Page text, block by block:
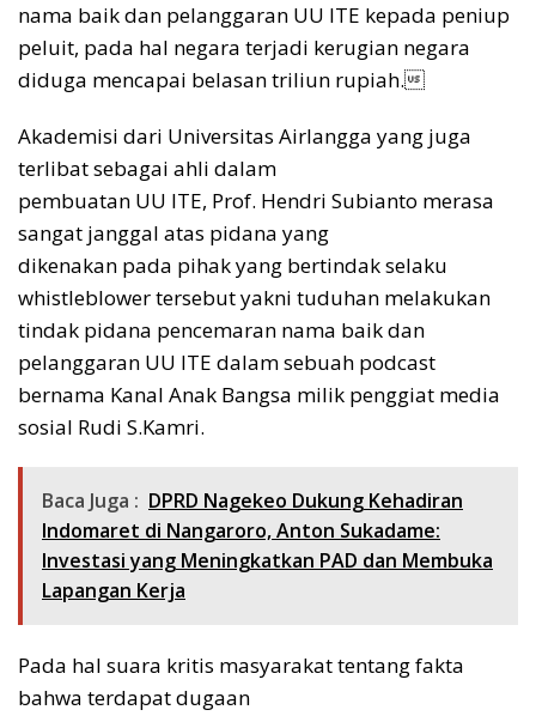
nama baik dan pelanggaran UU ITE kepada peniup
peluit, pada hal negara terjadi kerugian negara
diduga mencapai belasan triliun rupiah.
Akademisi dari Universitas Airlangga yang juga
terlibat sebagai ahli dalam
pembuatan UU ITE, Prof. Hendri Subianto merasa
sangat janggal atas pidana yang
dikenakan pada pihak yang bertindak selaku
whistleblower tersebut yakni tuduhan melakukan
tindak pidana pencemaran nama baik dan
pelanggaran UU ITE dalam sebuah podcast
bernama Kanal Anak Bangsa milik penggiat media
sosial Rudi S.Kamri.
Baca Juga : DPRD Nagekeo Dukung Kehadiran
Indomaret di Nangaroro, Anton Sukadame:
Investasi yang Meningkatkan PAD dan Membuka
Lapangan Kerja
Pada hal suara kritis masyarakat tentang fakta
bahwa terdapat dugaan